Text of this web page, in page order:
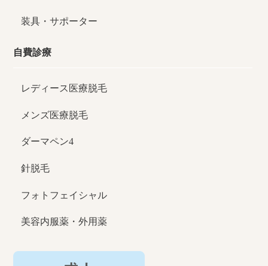
装具・サポーター
自費診療
レディース医療脱毛
メンズ医療脱毛
ダーマペン4
針脱毛
フォトフェイシャル
美容内服薬・外用薬